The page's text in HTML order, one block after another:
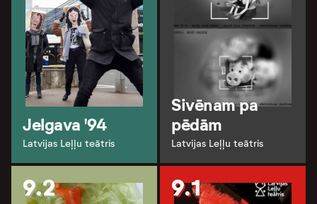
Jelgava '94
Latvijas Leļļu teātris
Sivēnam pa
pēdām
Latvijas Leļļu teātris
9.2 9.1